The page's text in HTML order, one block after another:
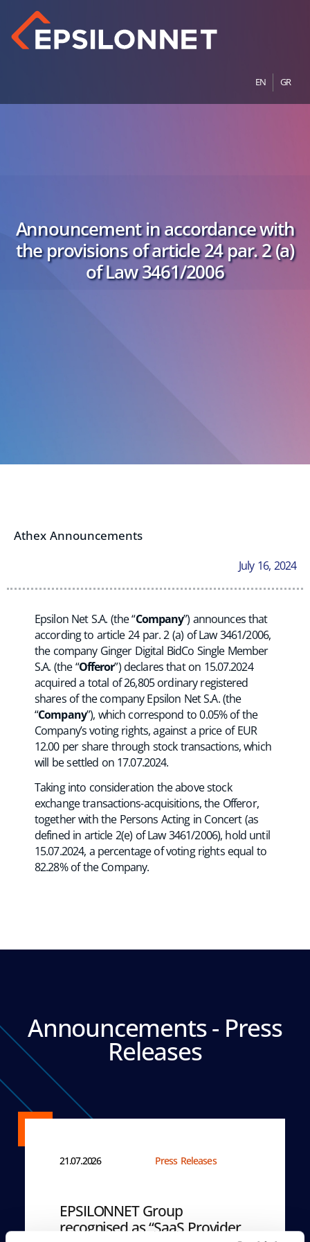
EN GR
Announcement in accordance with
the provisions of article 24 par. 2 (a)
of Law 3461/2006
Athex Announcements
July 16, 2024
Epsilon Net S.A. (the “Company”) announces that
according to article 24 par. 2 (a) of Law 3461/2006,
the company Ginger Digital BidCo Single Member
S.A. (the “Offeror”) declares that on 15.07.2024
acquired a total of 26,805 ordinary registered
shares of the company Epsilon Net S.A. (the
“Company”), which correspond to 0.05% of the
Company’s voting rights, against a price of EUR
12.00 per share through stock transactions, which
will be settled on 17.07.2024.
Taking into consideration the above stock
exchange transactions-acquisitions, the Offeror,
together with the Persons Acting in Concert (as
defined in article 2(e) of Law 3461/2006), hold until
15.07.2024, a percentage of voting rights equal to
82.28% of the Company.
Announcements - Press
Releases
21.07.2026 Press Releases
EPSILONNET Group
recognised as “SaaS Provider